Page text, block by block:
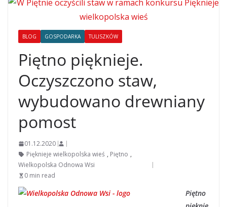
BLOG GOSPODARKA TULISZKÓW
Piętno pięknieje.
Oczyszczono staw,
wybudowano drewniany
pomost
01.12.2020
Pięknieje wielkopolska wieś , Piętno ,
Wielkopolska Odnowa Wsi
0 min read
Piętno